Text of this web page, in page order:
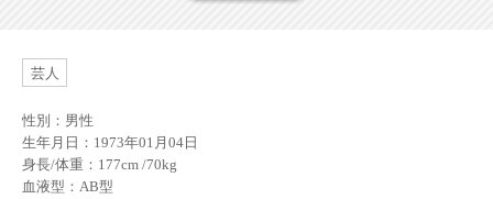
芸人
性別：男性
生年月日：1973年01月04日
身長/体重：177cm /70kg
血液型：AB型